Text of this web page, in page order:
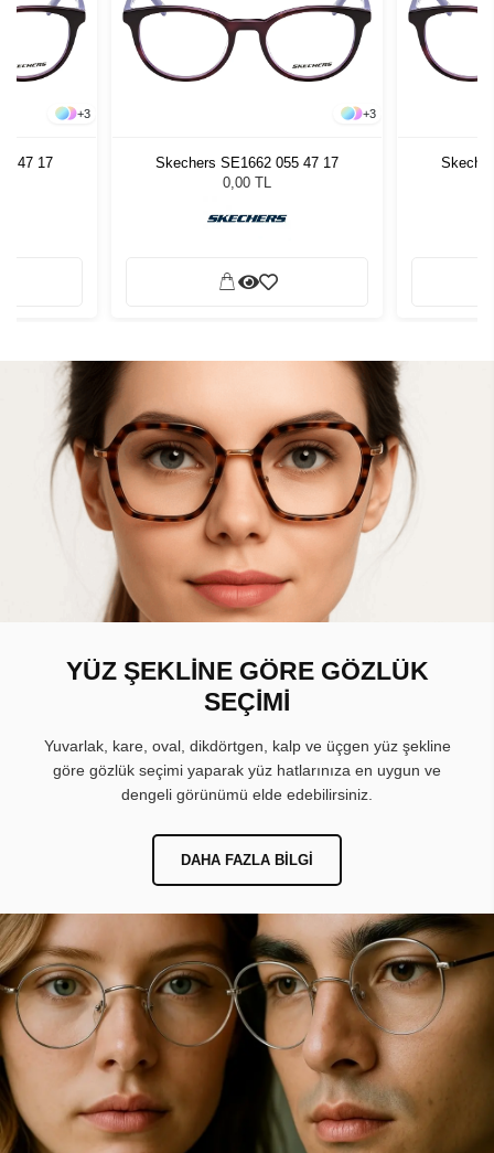
+3
47 17
+3
Skechers SE1662 055 47 17
0,00 TL
YÜZ ŞEKLİNE GÖRE GÖZLÜK
SEÇİMİ
Yuvarlak, kare, oval, dikdörtgen, kalp ve üçgen yüz şekline
göre gözlük seçimi yaparak yüz hatlarınıza en uygun ve
dengeli görünümü elde edebilirsiniz.
DAHA FAZLA BILGI